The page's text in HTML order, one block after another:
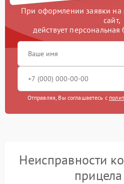
При оформлении заявки на
сайт,
действует
Отправляя, Вы соглашаетесь с
Неисправности